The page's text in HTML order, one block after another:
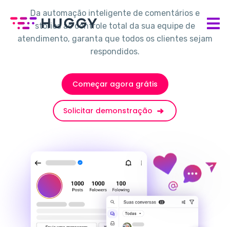
Da automação inteligente de comentários e
stories ao controle total da sua equipe de
atendimento, garanta que todos os clientes sejam
respondidos.
Começar agora grátis
Solicitar demonstração